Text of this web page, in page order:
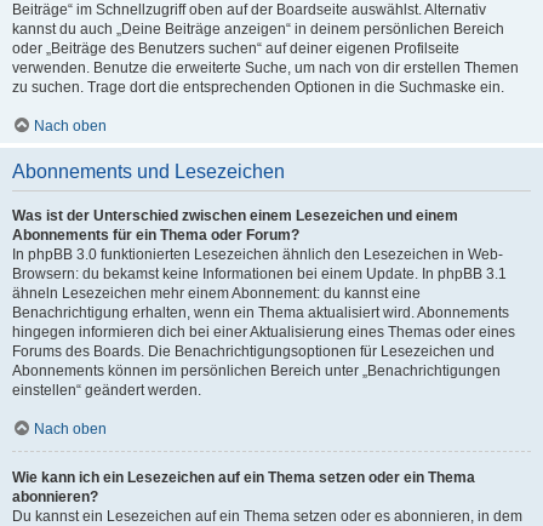
Beiträge“ im Schnellzugriff oben auf der Boardseite auswählst. Alternativ
kannst du auch „Deine Beiträge anzeigen“ in deinem persönlichen Bereich
oder „Beiträge des Benutzers suchen“ auf deiner eigenen Profilseite
verwenden. Benutze die erweiterte Suche, um nach von dir erstellen Themen
zu suchen. Trage dort die entsprechenden Optionen in die Suchmaske ein.
Nach oben
Abonnements und Lesezeichen
Was ist der Unterschied zwischen einem Lesezeichen und einem
Abonnements für ein Thema oder Forum?
In phpBB 3.0 funktionierten Lesezeichen ähnlich den Lesezeichen in Web-
Browsern: du bekamst keine Informationen bei einem Update. In phpBB 3.1
ähneln Lesezeichen mehr einem Abonnement: du kannst eine
Benachrichtigung erhalten, wenn ein Thema aktualisiert wird. Abonnements
hingegen informieren dich bei einer Aktualisierung eines Themas oder eines
Forums des Boards. Die Benachrichtigungsoptionen für Lesezeichen und
Abonnements können im persönlichen Bereich unter „Benachrichtigungen
einstellen“ geändert werden.
Nach oben
Wie kann ich ein Lesezeichen auf ein Thema setzen oder ein Thema
abonnieren?
Du kannst ein Lesezeichen auf ein Thema setzen oder es abonnieren, in dem